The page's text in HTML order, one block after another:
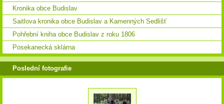
Kronika obce Budislav
Saitlova kronika obce Budislav a Kamenných Sedlišť
Pohřební kniha obce Budislav z roku 1806
Posekanecká sklárna
Poslední fotografie